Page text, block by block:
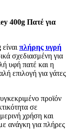
400g Πατέ για
είναι πλήρης υγρή
σχεδιασμένη για
υφή πατέ και η
επιλογή για γάτες
προϊόν
σε
χρήση και
ανάγκη για πλήρες